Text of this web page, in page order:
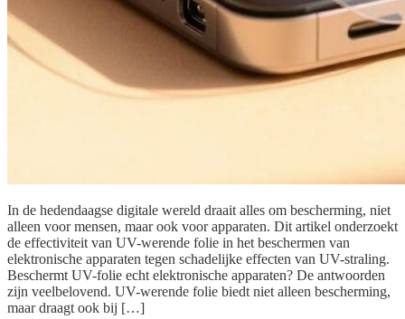
In de hedendaagse digitale wereld draait alles om bescherming, niet
alleen voor mensen, maar ook voor apparaten. Dit artikel onderzoekt
de effectiviteit van UV-werende folie in het beschermen van
elektronische apparaten tegen schadelijke effecten van UV-straling.
Beschermt UV-folie echt elektronische apparaten? De antwoorden
zijn veelbelovend. UV-werende folie biedt niet alleen bescherming,
maar draagt ook bij […]